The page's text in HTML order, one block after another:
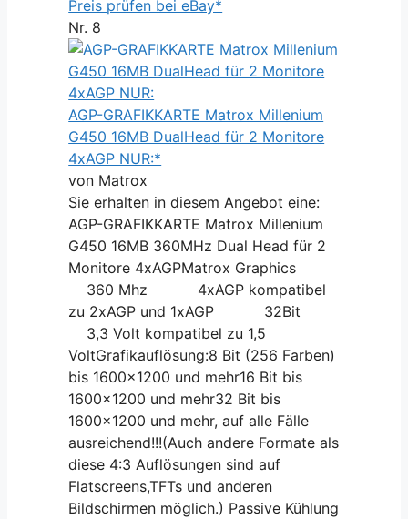
Preis prüfen bei eBay*
Nr. 8
AGP-GRAFIKKARTE Matrox Millenium
G450 16MB DualHead für 2 Monitore
4xAGP NUR:*
von Matrox
Sie erhalten in diesem Angebot eine:
AGP-GRAFIKKARTE Matrox Millenium
G450 16MB 360MHz Dual Head für 2
Monitore 4xAGPMatrox Graphics
360 Mhz 4xAGP kompatibel
zu 2xAGP und 1xAGP 32Bit
3,3 Volt kompatibel zu 1,5
VoltGrafikauflösung:8 Bit (256 Farben)
bis 1600x1200 und mehr16 Bit bis
1600x1200 und mehr32 Bit bis
1600x1200 und mehr, auf alle Fälle
ausreichend!!!(Auch andere Formate als
diese 4:3 Auflösungen sind auf
Flatscreens,TFTs und anderen
Bildschirmen möglich.) Passive Kühlung